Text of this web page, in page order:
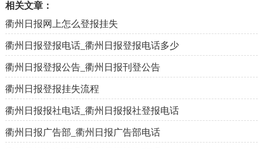
相关文章：
衢州日报网上怎么登报挂失
衢州日报登报电话_衢州日报登报电话多少
衢州日报登报公告_衢州日报刊登公告
衢州日报登报挂失流程
衢州日报报社电话_衢州日报报社登报电话
衢州日报广告部_衢州日报广告部电话